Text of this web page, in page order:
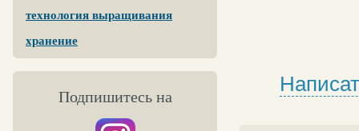
технология выращивания
хранение
Подпишитесь на